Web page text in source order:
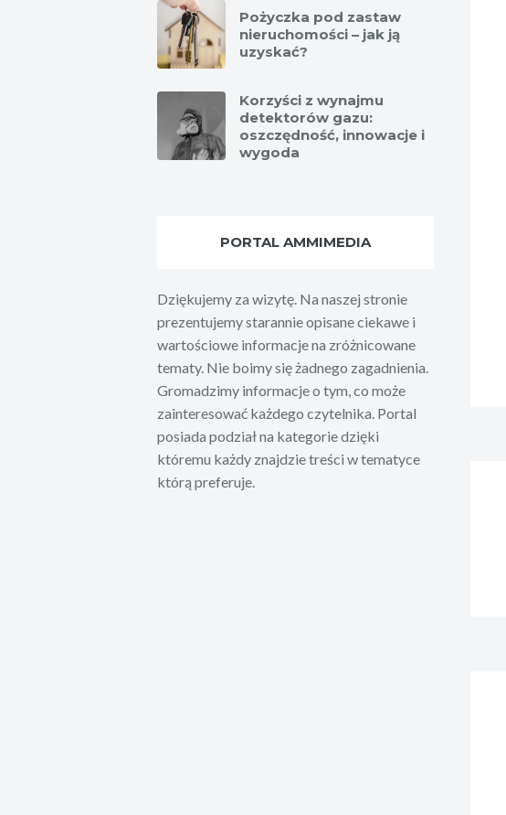
Pożyczka pod zastaw
nieruchomości – jak ją
uzyskać?
Korzyści z wynajmu
detektorów gazu:
oszczędność, innowacje i
wygoda
PORTAL AMMIMEDIA
Dziękujemy za wizytę. Na naszej stronie
prezentujemy starannie opisane ciekawe i
wartościowe informacje na zróżnicowane
tematy. Nie boimy się żadnego zagadnienia.
Gromadzimy informacje o tym, co może
zainteresować każdego czytelnika. Portal
posiada podział na kategorie dzięki
któremu każdy znajdzie treści w tematyce
którą preferuje.